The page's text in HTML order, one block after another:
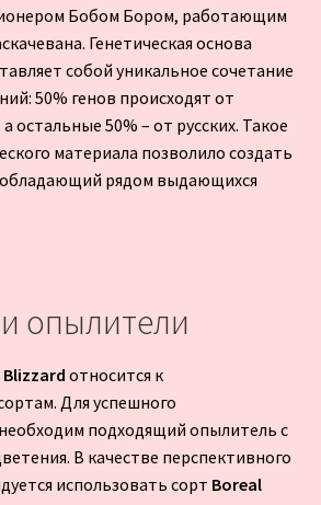
Бобом Бором, работающим
Генетическая основа
собой уникальное сочетание
50% генов происходят от
остальные 50% – от русских. Такое
материала позволило создать
рядом выдающихся
опылители
относится к
Для успешного
подходящий опылитель с
В качестве перспективного
использовать сорт Boreal